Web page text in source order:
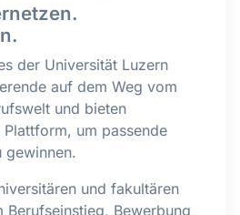
der Universität Luzern
auf dem Weg vom
und bieten
Plattform, um passende
gewinnen.
und fakultären
Berufseinstieg, Bewerbung